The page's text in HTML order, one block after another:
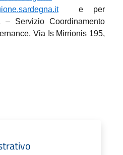
e per
– Servizio Coordinamento
Via Is Mirrionis 195,